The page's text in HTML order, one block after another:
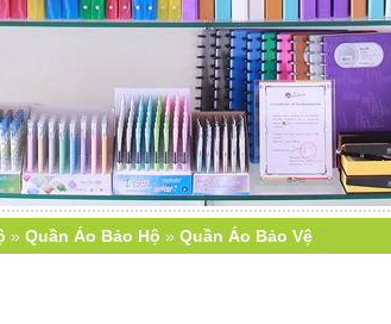
» Quần Áo Bảo Hộ » Quần Áo Bảo Vệ